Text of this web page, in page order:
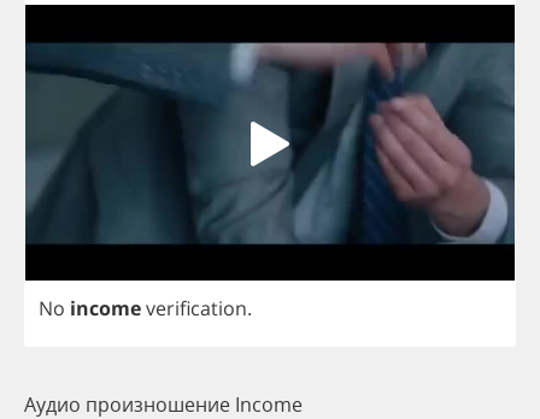
No incomeverification.
Аудио произношение Income